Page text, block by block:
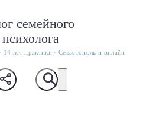
семейного
психолога
лет практики · Севастополь и онлайн